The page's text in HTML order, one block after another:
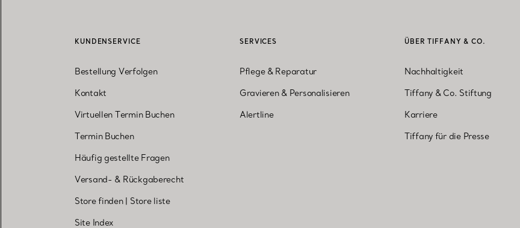
KUNDENSERVICE
Bestellung Verfolgen
Kontakt
Virtuellen Termin Buchen
Termin Buchen
Häufig gestellte Fragen
Versand- & Rückgaberecht
Store finden| Store liste
Site Index
SERVICES
Pflege & Reparatur
Gravieren & Personalisieren
Alertline
ÜBER TIFFANY & CO.
Nachhaltigkeit
Tiffany & Co. Stiftung
Karriere
Tiffany für die Presse